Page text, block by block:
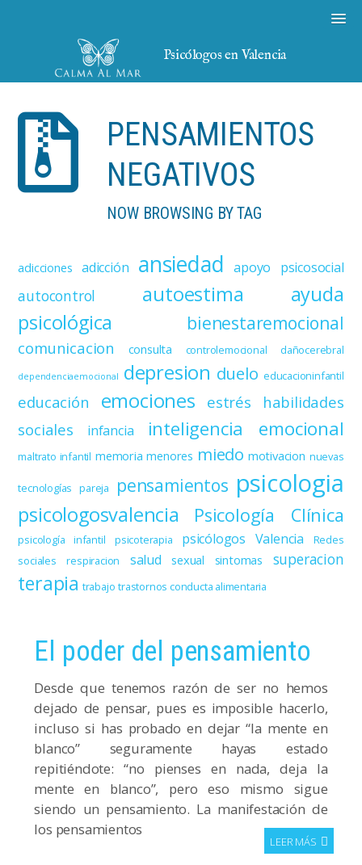
Psicólogos en Valencia
PENSAMIENTOS
NEGATIVOS
NOW BROWSING BY TAG
adicciones adicción ansiedad apoyo psicosocial
autocontrol autoestima
ayuda
psicológica
bienestaremocional
comunicacion consulta controlemocional dañocerebral
dependenciaemocional depresion duelo educacioninfantil
educación emociones estrés
habilidades
sociales
infancia inteligencia emocional
maltrato infantil memoria menores miedo motivacion nuevas
tecnologías pareja pensamientos psicologia
psicologosvalencia Psicología Clínica
psicología infantil psicoterapia psicólogos Valencia
Redes
sociales
respiracion salud sexual sintomas superacion
terapia trabajo trastornos conducta alimentaria
El poder del pensamiento
Desde que tenemos razón de ser no hemos
dejado de pensar, pues es imposible hacerlo,
incluso si has probado en dejar “la mente en
blanco” seguramente hayas estado
repitiéndote: “no pienses en nada, deja la
mente en blanco”, pero eso mismo sigue
siendo un pensamiento. La manifestación de
los pensamientos
LEER MÁS